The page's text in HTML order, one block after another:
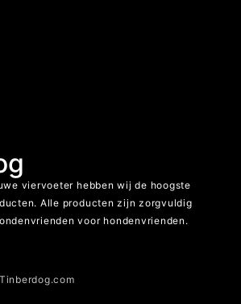
viervoeter hebben wij de hoogste
Alle producten zijn zorgvuldig
voor hondenvrienden.